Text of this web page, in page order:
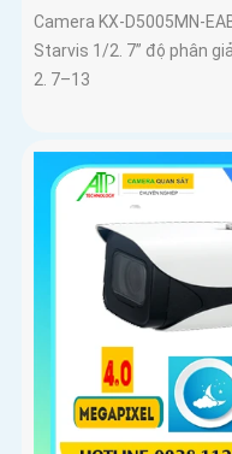
Camera KX-D5005MN-
Starvis 1/2. 7” độ phân
2. 7–13